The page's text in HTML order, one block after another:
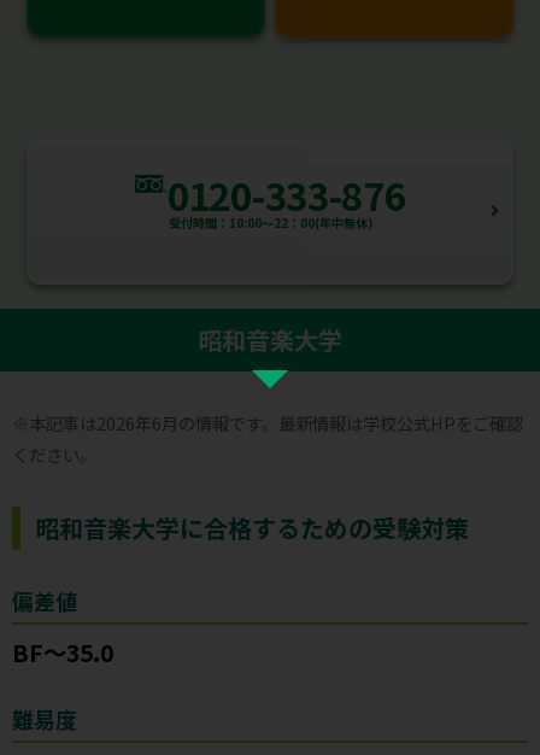
0120-333-876
受付時間：10:00～22：00(年中無休)
昭和音楽大学
※本記事は2026年6月の情報です。最新情報は学校公式HPをご確認
ください。
昭和音楽大学に合格するための受験対策
偏差値
BF〜35.0
難易度